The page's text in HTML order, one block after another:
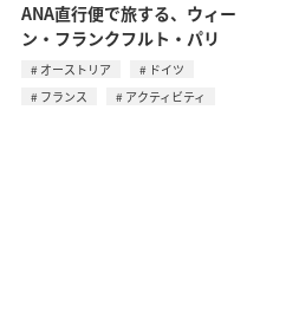
ANA直行便で旅する、ウィー
ン・フランクフルト・パリ
オーストリア
ドイツ
フランス
アクティビティ